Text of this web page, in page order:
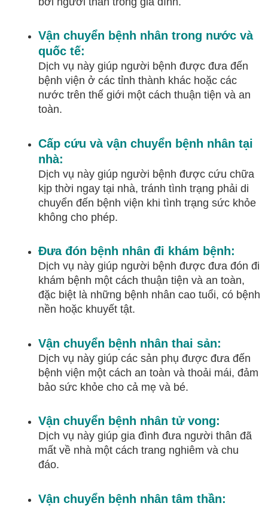
Vận chuyển bệnh nhân trong nước và
quốc tế:
Dịch vụ này giúp người bệnh được đưa đến
bệnh viện ở các tỉnh thành khác hoặc các
nước trên thế giới một cách thuận tiện và an
toàn.
Cấp cứu và vận chuyển bệnh nhân tại
nhà:
Dịch vụ này giúp người bệnh được cứu chữa
kịp thời ngay tại nhà, tránh tình trạng phải di
chuyển đến bệnh viện khi tình trạng sức khỏe
không cho phép.
Đưa đón bệnh nhân đi khám bệnh:
Dịch vụ này giúp người bệnh được đưa đón đi
khám bệnh một cách thuận tiện và an toàn,
đặc biệt là những bệnh nhân cao tuổi, có bệnh
nền hoặc khuyết tật.
Vận chuyển bệnh nhân thai sản:
Dịch vụ này giúp các sản phụ được đưa đến
bệnh viện một cách an toàn và thoải mái, đảm
bảo sức khỏe cho cả mẹ và bé.
Vận chuyển bệnh nhân tử vong:
Dịch vụ này giúp gia đình đưa người thân đã
mất về nhà một cách trang nghiêm và chu
đáo.
Vận chuyển bệnh nhân tâm thần: